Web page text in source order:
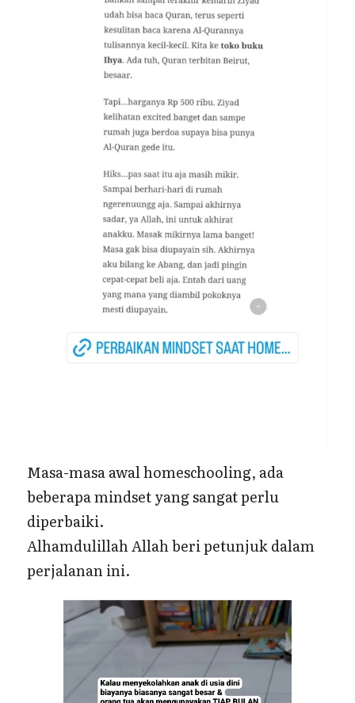
Masa-masa awal homeschooling, ada
beberapa mindset yang sangat perlu
diperbaiki.
Alhamdulillah Allah beri petunjuk dalam
perjalanan ini.